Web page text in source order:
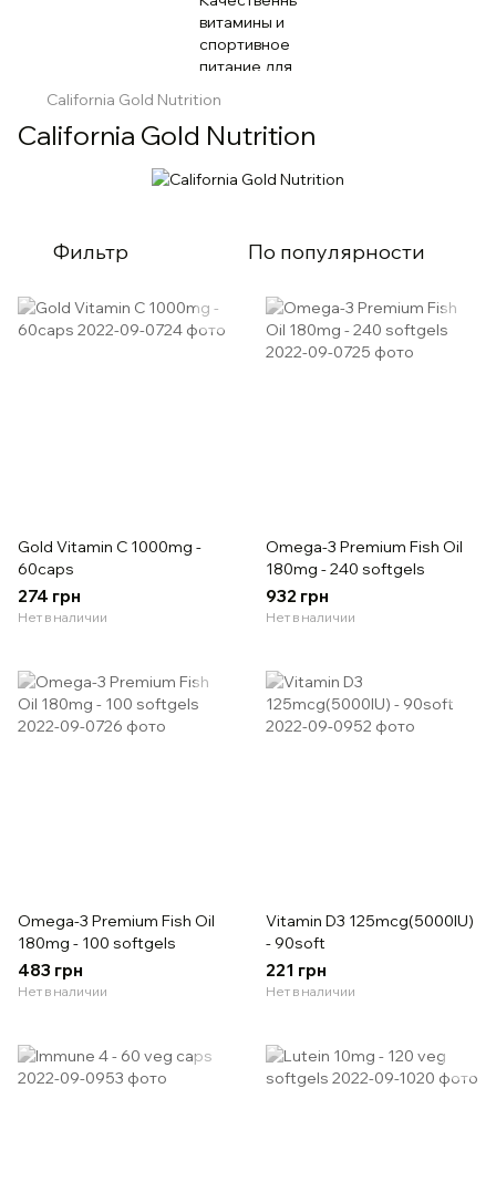
California Gold Nutrition
California Gold Nutrition
Фильтр По популярности
Gold Vitamin C 1000mg -
60caps
274 грн
Нет в наличии
Omega-3 Premium Fish Oil
180mg - 240 softgels
932 грн
Нет в наличии
Omega-3 Premium Fish Oil
180mg - 100 softgels
483 грн
Нет в наличии
Vitamin D3 125mcg(5000IU)
- 90soft
221 грн
Нет в наличии